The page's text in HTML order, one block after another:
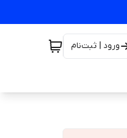
ورود | ثبت‌نام